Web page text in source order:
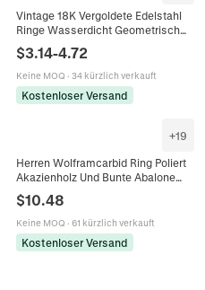
Vintage 18K Vergoldete Edelstahl
Ringe Wasserdicht Geometrisch
Bunter Edelstein Zirkonia Schmuck
Für Frauen
$3.14-4.72
Keine MOQ · 34 kürzlich verkauft
Kostenloser Versand
+19
Herren Wolframcarbid Ring Poliert
Akazienholz Und Bunte Abalone
Muschel Inlay Band Retro Mode
Schmuck Für Ihn
$10.48
Keine MOQ · 61 kürzlich verkauft
Kostenloser Versand